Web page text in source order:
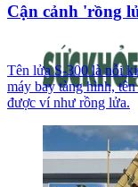
Cận cảnh 'rồng
Tên lửa S-300 là nỗi
máy bay tàng hình,
được ví như rồng lửa.